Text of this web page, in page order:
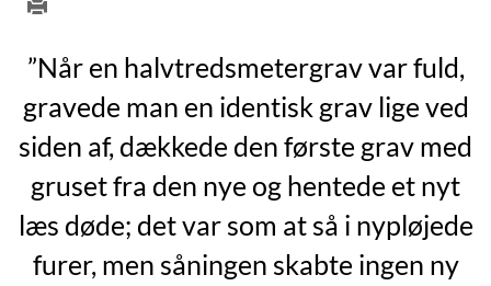
”Når en halvtredsmetergrav var fuld,
gravede man en identisk grav lige ved
siden af, dækkede den første grav med
gruset fra den nye og hentede et nyt
læs døde; det var som at så i nypløjede
furer, men såningen skabte ingen ny